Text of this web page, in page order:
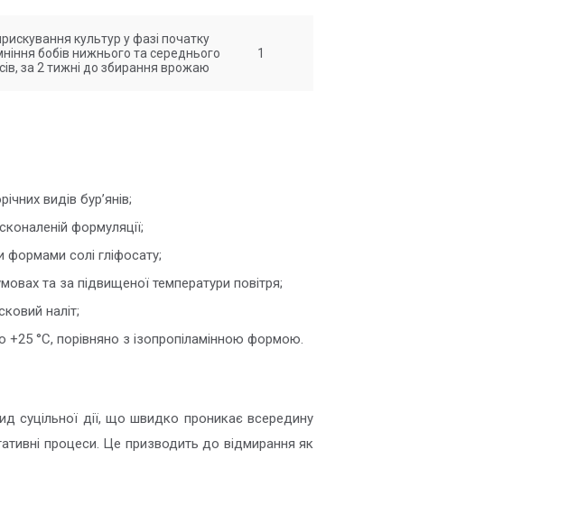
культур у фазі початку
бобів нижнього та середнього
за 2 тижні до збирання врожаю
1
видів бур’янів;
формуляції;
формами солі гліфосату;
та за підвищеної температури повітря;
наліт;
°С, порівняно з ізопропіламінною формою.
суцільної дії, що швидко проникає всередину
процеси. Це призводить до відмирання як